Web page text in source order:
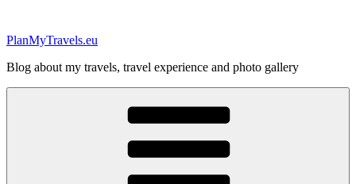
treści
PlanMyTravels.eu
Blog about my travels, travel experience and photo gallery